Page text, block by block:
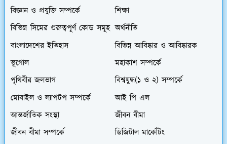
বিজ্ঞান ও প্রযুক্তি সম্পর্কে
শিক্ষা
বিভিন্ন সিমের গুরুত্বপূর্ণ কোড সমূহ অর্থনীতি
বাংলাদেশের ইতিহাস
বিভিন্ন আবিষ্কার ও আবিষ্কারক
ভূগোল
মহাকাশ সম্পর্কে
পৃথিবীর জলভাগ
বিশ্বযুদ্ধ(১ ও ২) সম্পর্কে
মোবাইল ও ল্যাপটপ সম্পর্কে
আই পি এল
আন্তর্জাতিক সংস্থা
জীবন বীমা
জীবন বীমা সম্পর্কে
ডিজিটাল মার্কেটিং